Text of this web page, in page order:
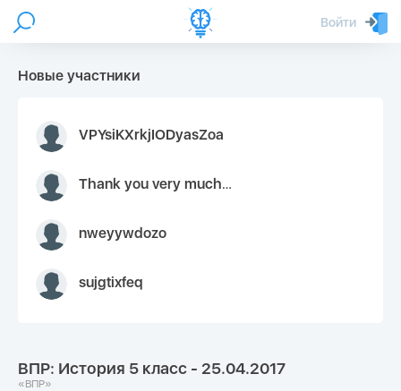
Войти
Новые участники
VPYsiKXrkjIODyasZoa
Thank you very much for your inquiry We appreciate you 9126052 https://youtube.com faceapple !
nweyywdozo
sujgtixfeq
ВПР: История 5 класс - 25.04.2017
«ВПР»